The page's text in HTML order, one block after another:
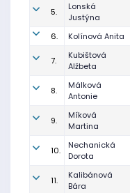
5.
Lonská
Justýna
6. Kolínová Anita
7.
Kubištová
Alžbeta
8.
Málková
Antonie
9.
Míková
Martina
10.
Nechanická
Dorota
11.
Kalibánová
Bára